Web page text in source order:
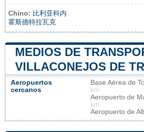
Chino: 比利亚科内
霍斯德特拉瓦克
MEDIOS DE
VILLACONEJOS DE
Aeropuertos
cercanos
Base Aérea de
km
Aeropuerto de
km
Aeropuerto de